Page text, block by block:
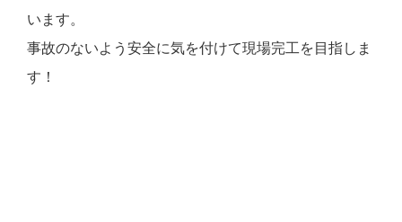
います。
事故のないよう安全に気を付けて現場完工を目指しま
す！